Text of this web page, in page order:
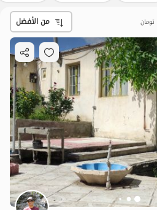
تومان من الأفضل